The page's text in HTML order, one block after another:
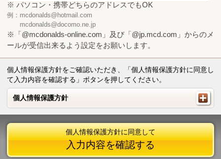
※ パソコン・携帯どちらのアドレスでもOK
例：mcdonalds@hotmail.com
mcdonalds@docomo.ne.jp
※「@mcdonalds-online.com」及び「@jp.mcd.com」からのメ
ールが受信出来るよう設定をお願いします。
個人情報保護方針をご確認いただき、「個人情報保護方針に同意し
て入力内容を確認する」ボタンを押してください。
個人情報保護方針
個人情報保護方針
個人情報保護方針に同意して
入力内容を確認する